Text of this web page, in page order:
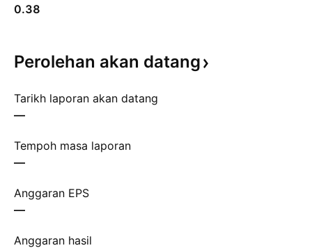
0.38
Perolehan akan datang
Tarikh laporan akan datang
—
Tempoh masa laporan
—
Anggaran EPS
—
Anggaran hasil